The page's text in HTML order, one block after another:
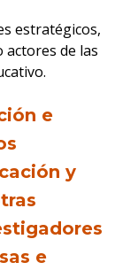
estratégicos,
de las
e
y
e